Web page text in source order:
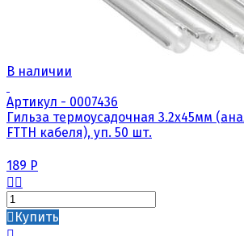
В наличии
Артикул - 0007436
Гильза термоусадочная 3.2х45мм
FTTH кабеля), уп. 50 шт.
189 Р
Купить